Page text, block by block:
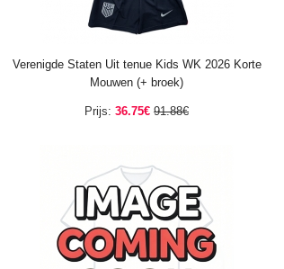
Verenigde Staten Uit tenue Kids WK 2026 Korte
Mouwen (+ broek)
Prijs: 36.75€ 91.88€